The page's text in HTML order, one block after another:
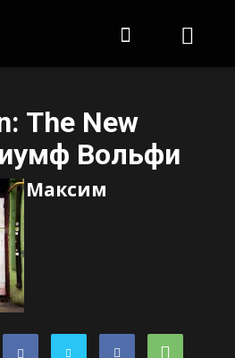
The New
Вольфи
Максим